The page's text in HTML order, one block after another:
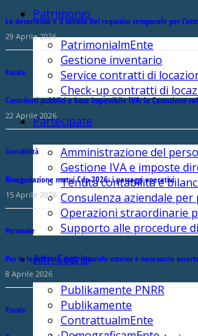
Patrimonio
PatrimonialmEnte
Gestione inventario
Service contratti di
Check-up contratti di
Partecipate
Amministrazione del
Gestione IVA e imposte
Tenuta contabilità e
Consulenza aziendale per
Operazioni straordinarie
Supporto alle procedure
Altri Servizi
Publikamente PNRR
Publikamente
ContrattualmEnte
La decorrenza e il calcolo del requisito temporale per
29 Aprile 2026
Fiscale
Contributi pubblici e base imponibile IVA: la Cassazione
22 Aprile 2026
Contabilità
Rinegoziazione mutui Cdp 2026: i passaggi operativi
15 Aprile 2026
Personale
Per la legittimità degli incarichi esterni è necessario
8 Aprile 2026
Fiscale